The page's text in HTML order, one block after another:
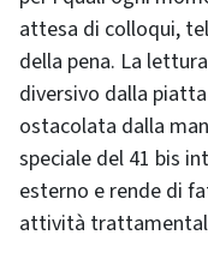
attesa di colloqui,
della pena. La
diversivo dalla
ostacolata dalla
speciale del 41 bis
esterno e rende di
attività